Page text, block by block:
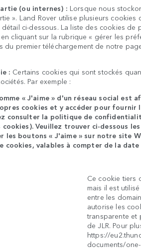
(ou internes) : Lorsque nous
». Land Rover utilise plusieurs
ci-dessous. La liste des cookies
cliquant sur la rubrique « gérer les
du premier téléchargement de notre
: Certains cookies qui sont stockés
Par exemple :
« J'aime » d'un réseau social est
cookies et y accéder pour
consulter la politique de
Veuillez trouver ci-dessous
les boutons « J'aime » sur notre site
cookies, valables à compter de la
Ce cookie tiers
mais il est
entre les
autorise les
transparente et
de JLR. Pour
https://
documents/